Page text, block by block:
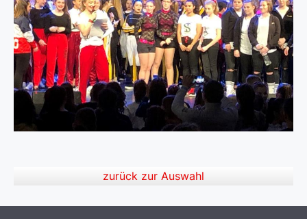
zurück zur Auswahl